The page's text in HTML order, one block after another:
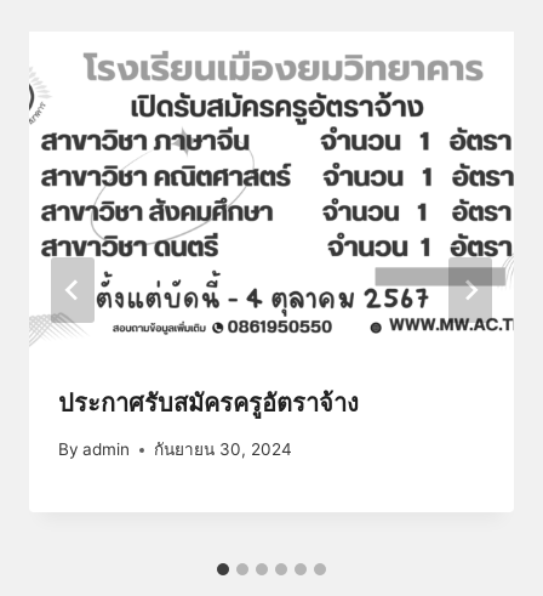
ประกาศรับสมัครครูอัตราจ้าง
By admin กันยายน 30, 2024